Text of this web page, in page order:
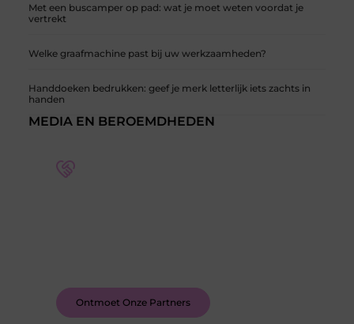
Met een buscamper op pad: wat je moet weten voordat je
vertrekt
Welke graafmachine past bij uw werkzaamheden?
Handdoeken bedrukken: geef je merk letterlijk iets zachts in
handen
MEDIA EN BEROEMDHEDEN
Ontmoet Onze Partners